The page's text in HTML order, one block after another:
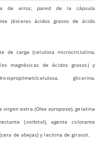
de arroz, pared de la cápsula
(ésteres ácidos grasos de ácido
de carga (celulosa microcristalina,
magnésicas de ácidos grasos) y
glicerina,
virgen extra (Olea europaea), gelatina
(sorbitol), agente colorante
de abejas) y lecitina de girasol.